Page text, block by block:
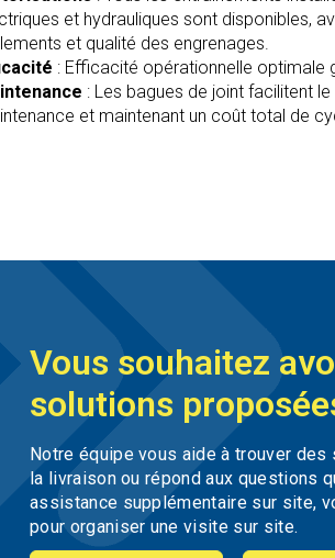
et hydrauliques sont disponibles,
et qualité des engrenages.
: Efficacité opérationnelle optimale
: Les bagues de joint facilitent
et maintenant un coût total de
Vous souhaitez
solutions
Notre équipe vous aide à trouver
la livraison ou répond aux questions
assistance supplémentaire sur site,
pour organiser une visite sur site.